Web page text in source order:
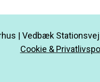
| Vedbæk
Cookie &